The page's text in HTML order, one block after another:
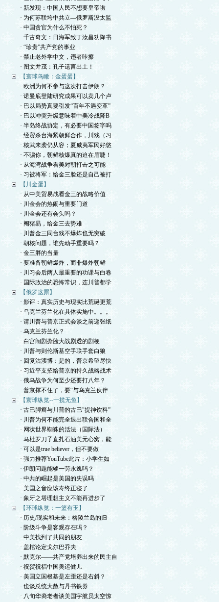
· 新发现：中国人民不想要皇帝啦
· 为何苏联垮中共立—俄罗斯没太监
· 中国贪官为什么不怕死？
· 千古奇文：日海军致丁汝昌劝降书
· “珍贵”共产党的事业
· 禁止老外学中文，违者咔擦
· 图文并茂：孔子遗言出土！
【寰球鸟瞰：金蛋蛋】
· 欧洲为何不参与这次打击伊朗？
· 诺曼底登陆研究成果可以卖几个卢
· 巴以局势真要引发“百年不遇变革”
· 巴以冲突升级意味着中美冷战降B
· 半岛终战协定，有必要中国签字吗
· 经贸杀台海紧朝鲜合作，川戏（习
· 核武来袭仍从容；夏威夷军民好悠
· 不骗你，朝鲜核爆真的迫在眉睫！
· 从海湾战争看美对朝打击之可能
· 习被将军：给金三脸还是自己被打
【川金蛋】
· 从中美贸易战看金三的战略价值
· 川金会的热闹与重要门道
· 川金会还有会头吗？
· 阉猪易，给金三去势难
· 川普金三同台戏不爆炸也无突破
· 朝核问题，谁先动手重要吗？
· 金三胖的当量
· 要准备朝鲜爆炸，而非爆炸朝鲜
· 川习会后两人最重要的功课与白卷
· 国际政治的恐怖常识，连川普都学
【俄罗这厮】
· 影评：真实历史与现实比荒诞更荒
· 乌克兰芬兰化在具体实施中。。。
· 请川普与普京正式会谈之前递张纸
· 乌克兰芬兰化？
· 白宫闹剧撕脸大战剧透的剧梗
· 川普与则伦斯基空手联手套白狼
· 回复沽渎博：是的，普京希望尽快
· 习近平支招给普京的持久战略战术
· 俄乌战争为何至少还要打八年？
· 普京撑不住了，要“与乌克兰伙伴
【寰球纵览--一揽无鱼】
· 古巴脚癣与川普的古巴"提神饮料”
· 川普为何不能完全退出联合国和全
· 网状世界蜘蛛的活法（国际法）
· 马杜罗刀子直扎石油美元心窝，能
· 可以是true believer，但不要做
· 强力推荐YouTube此片：小学生如
· 伊朗问题能够一劳永逸吗？
· 中共的崛起是美国的失误吗
· 美国之音应该寿终正寝了
· 象牙之塔理想主义不能再进步了
【环球纵览：一篮有玉】
· 历史/现实和未来：格陵兰岛的归
· 阶级斗争是客观存在吗？
· 中美找到了共同的朋友
· 盖棺论定戈尔巴乔夫
· 默克尔——共产党培养出来的民主自
· 祝贺祝福中国奥运健儿
· 美国立国根基是左歪还是右斜？
· 也谈总统大赦与丹书铁券
· 八旬华裔老者谈美国宇航员太空惊